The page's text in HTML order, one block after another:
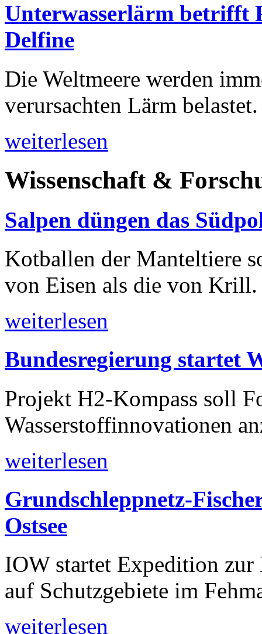
Unterwasserlärm betrifft
Delfine
Die Weltmeere werden
verursachten Lärm belastet.
weiterlesen
Wissenschaft &
Salpen düngen das
Kotballen der Manteltiere
von Eisen als die von Krill.
weiterlesen
Bundesregierung startet
Projekt H2-Kompass soll
Wasserstoffinnovationen
weiterlesen
Grundschleppnetz-
Ostsee
IOW startet Expedition
auf Schutzgebiete im
weiterlesen